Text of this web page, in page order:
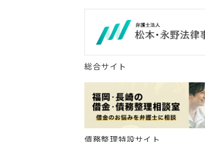
総合サイト
債務整理特設サイト